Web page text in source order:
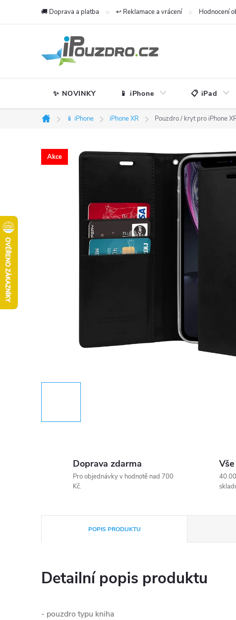
🚚 Doprava a platba ↩️ Reklamace a vrácení Hodnocení
✨ NOVINKY 📱 iPhone 📋 iPad
Domů
📱 iPhone iPhone XR Pouzdro / kryt pro iPhone
Akce
Doprava zdarma
Pro objednávky v hodnotě nad 700
Kč.
POPIS PRODUKTU
Detailní popis produktu
- pouzdro typu kniha